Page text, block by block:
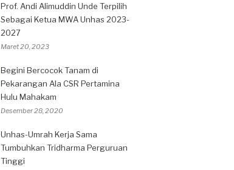
Prof. Andi Alimuddin Unde Terpilih
Sebagai Ketua MWA Unhas 2023-
2027
Maret 20, 2023
Begini Bercocok Tanam di
Pekarangan Ala CSR Pertamina
Hulu Mahakam
Desember 28, 2020
Unhas-Umrah Kerja Sama
Tumbuhkan Tridharma Perguruan
Tinggi